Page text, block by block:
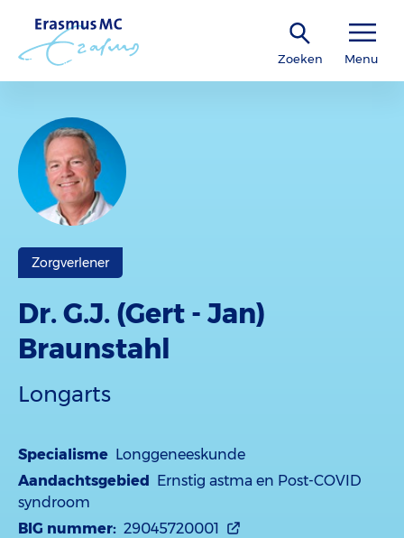
Zoeken Menu
Zorgverlener
Dr. G.J. (Gert - Jan)
Braunstahl
Longarts
Specialisme Longgeneeskunde
Aandachtsgebied Ernstig astma en Post-COVID
syndroom
BIG nummer: 29045720001